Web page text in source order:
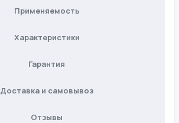
Применяемость
Характеристики
Гарантия
Доставка и самовывоз
Отзывы